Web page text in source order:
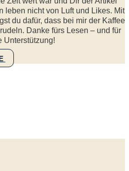
leben nicht von Luft und Likes. Mit
du dafür, dass bei mir der Kaffee
Danke fürs Lesen – und für
Unterstützung!